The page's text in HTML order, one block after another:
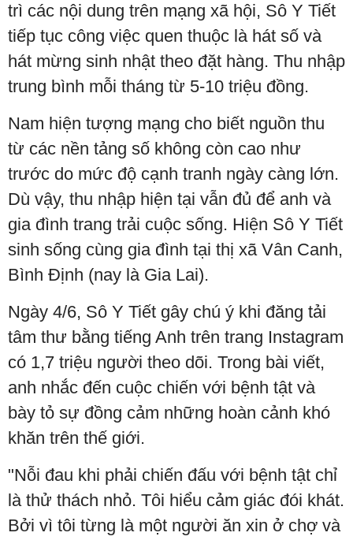
trì các nội dung trên mạng xã hội, Sô Y Tiết
tiếp tục công việc quen thuộc là hát số và
hát mừng sinh nhật theo đặt hàng. Thu nhập
trung bình mỗi tháng từ 5-10 triệu đồng.
Nam hiện tượng mạng cho biết nguồn thu
từ các nền tảng số không còn cao như
trước do mức độ cạnh tranh ngày càng lớn.
Dù vậy, thu nhập hiện tại vẫn đủ để anh và
gia đình trang trải cuộc sống. Hiện Sô Y Tiết
sinh sống cùng gia đình tại thị xã Vân Canh,
Bình Định (nay là Gia Lai).
Ngày 4/6, Sô Y Tiết gây chú ý khi đăng tải
tâm thư bằng tiếng Anh trên trang Instagram
có 1,7 triệu người theo dõi. Trong bài viết,
anh nhắc đến cuộc chiến với bệnh tật và
bày tỏ sự đồng cảm những hoàn cảnh khó
khăn trên thế giới.
"Nỗi đau khi phải chiến đấu với bệnh tật chỉ
là thử thách nhỏ. Tôi hiểu cảm giác đói khát.
Bởi vì tôi từng là một người ăn xin ở chợ và